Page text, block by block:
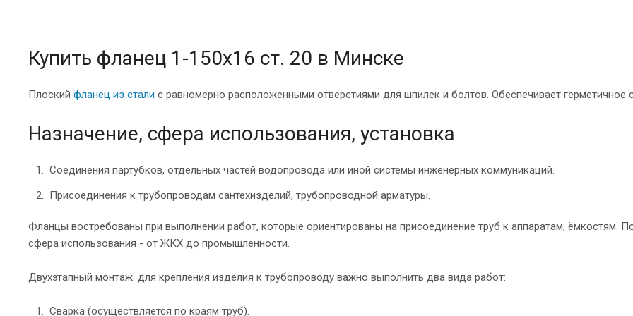
Купить фланец 1-150х16 ст. 20 в Минске
Плоский фланец из стали с равномерно расположенными отверстиями для шпилек и болтов. Обеспечивает герметичное
Назначение, сфера использования, установка
Соединения партубков, отдельных частей водопровода или иной системы инженерных коммуникаций.
Присоединения к трубопроводам сантехизделий, трубопроводной арматуры.
Фланцы востребованы при выполнении работ, которые ориентированы на присоединение труб к аппаратам, ёмкостям.
сфера использования - от ЖКХ до промышленности.
Двухэтапный монтаж: для крепления изделия к трубопроводу важно выполнить два вида работ:
Сварка (осуществляется по краям труб).